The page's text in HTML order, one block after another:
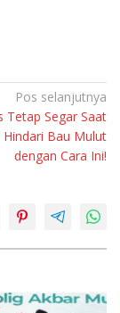
Pos selanjutnya
Tetap Segar Saat
Hindari Bau Mulut
dengan Cara Ini!